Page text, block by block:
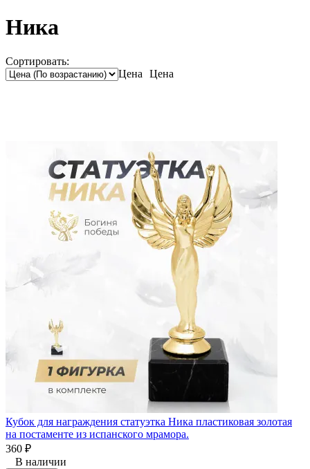
Ника
Сортировать:
Цена
Цена
Кубок для награждения статуэтка Ника пластиковая золотая
на постаменте из испанского мрамора.
360 ₽
В наличии